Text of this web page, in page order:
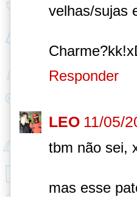
velhas/sujas
Responder
LEO 11/05/
tbm não sei,
mas esse